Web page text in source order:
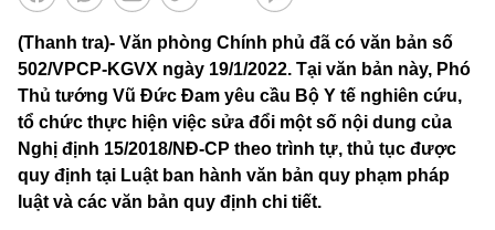
(Thanh tra)- Văn phòng Chính phủ đã có văn bản số
502/VPCP-KGVX ngày 19/1/2022. Tại văn bản này, Phó
Thủ tướng Vũ Đức Đam yêu cầu Bộ Y tế nghiên cứu,
tổ chức thực hiện việc sửa đổi một số nội dung của
Nghị định 15/2018/NĐ-CP theo trình tự, thủ tục được
quy định tại Luật ban hành văn bản quy phạm pháp
luật và các văn bản quy định chi tiết.